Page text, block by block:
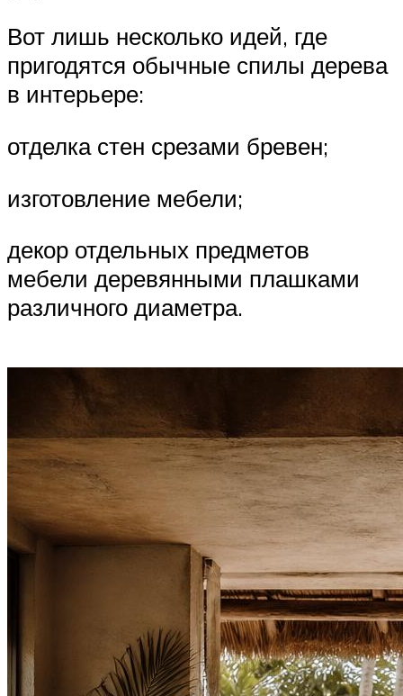
Вот лишь несколько идей, где
пригодятся обычные спилы дерева
в интерьере:
отделка стен срезами бревен;
изготовление мебели;
декор отдельных предметов
мебели деревянными плашками
различного диаметра.